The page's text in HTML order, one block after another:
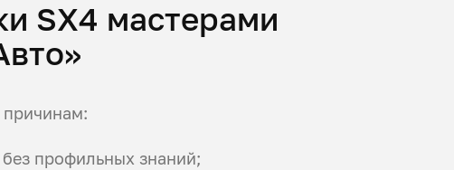
SX4 мастерами
профильных знаний;